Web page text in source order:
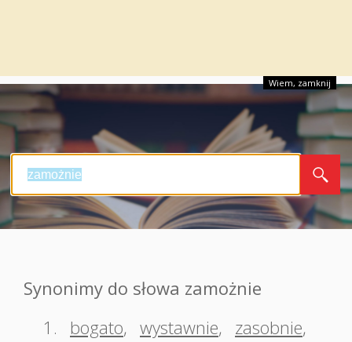
Wiem, zamknij
Synonimy do słowa zamożnie
1.
bogato, wystawnie, zasobnie,